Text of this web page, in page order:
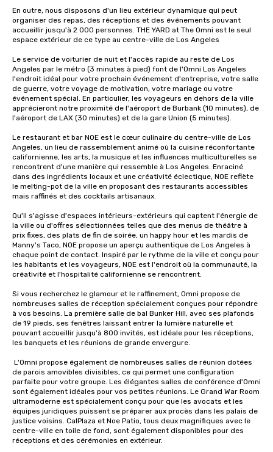
En outre, nous disposons d'un lieu extérieur dynamique qui peut
organiser des repas, des réceptions et des événements pouvant
accueillir jusqu'à 2 000 personnes. THE YARD at The Omni est le seul
espace extérieur de ce type au centre-ville de Los Angeles
Le service de voiturier de nuit et l'accès rapide au reste de Los
Angeles par le métro (3 minutes à pied) font de l'Omni Los Angeles
l'endroit idéal pour votre prochain événement d'entreprise, votre salle
de guerre, votre voyage de motivation, votre mariage ou votre
événement spécial. En particulier, les voyageurs en dehors de la ville
apprécieront notre proximité de l'aéroport de Burbank (10 minutes), de
l'aéroport de LAX (30 minutes) et de la gare Union (5 minutes).
Le restaurant et bar NOE est le cœur culinaire du centre-ville de Los
Angeles, un lieu de rassemblement animé où la cuisine réconfortante
californienne, les arts, la musique et les influences multiculturelles se
rencontrent d'une manière qui ressemble à Los Angeles. Enraciné
dans des ingrédients locaux et une créativité éclectique, NOE reflète
le melting-pot de la ville en proposant des restaurants accessibles
mais raffinés et des cocktails artisanaux.
Qu'il s'agisse d'espaces intérieurs-extérieurs qui captent l'énergie de
la ville ou d'offres sélectionnées telles que des menus de théâtre à
prix fixes, des plats de fin de soirée, un happy hour et les mardis de
Manny's Taco, NOE propose un aperçu authentique de Los Angeles à
chaque point de contact. Inspiré par le rythme de la ville et conçu pour
les habitants et les voyageurs, NOE est l'endroit où la communauté, la
créativité et l'hospitalité californienne se rencontrent.
Si vous recherchez le glamour et le raffinement, Omni propose de
nombreuses salles de réception spécialement conçues pour répondre
à vos besoins. La première salle de bal Bunker Hill, avec ses plafonds
de 19 pieds, ses fenêtres laissant entrer la lumière naturelle et
pouvant accueillir jusqu'à 800 invités, est idéale pour les réceptions,
les banquets et les réunions de grande envergure.
de parois amovibles divisibles, ce qui permet une configuration
parfaite pour votre groupe. Les élégantes salles de conférence d'Omni
sont également idéales pour vos petites réunions. Le Grand War Room
ultramoderne est spécialement conçu pour que les avocats et les
équipes juridiques puissent se préparer aux procès dans les palais de
justice voisins. CalPlaza et Noe Patio, tous deux magnifiques avec le
centre-ville en toile de fond, sont également disponibles pour des
réceptions et des cérémonies en extérieur.